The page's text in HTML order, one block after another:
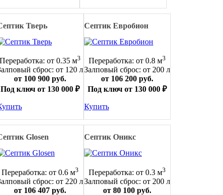
Тверь
Переработка: от 0.35 м3
сброс: от 120 л
от 100 900 руб.
Под ключ от 130 000 ₽
Септик Евробион
Переработка: от 0.8 м3
Залповый сброс: от 200 л
от 106 200 руб.
Под ключ от 130 000 ₽
Купить
Glosen
Переработка: от 0.6 м3
сброс: от 220 л
от 106 407 руб.
Септик Оникс
Переработка: от 0.3 м3
Залповый сброс: от 200 л
от 80 100 руб.